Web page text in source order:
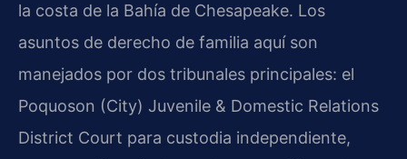
la costa de la Bahía de Chesapeake. Los
asuntos de derecho de familia aquí son
manejados por dos tribunales principales: el
Poquoson (City) Juvenile & Domestic Relations
District Court para custodia independiente,